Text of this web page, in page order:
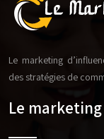
Le marketing
des stratégies de
Le